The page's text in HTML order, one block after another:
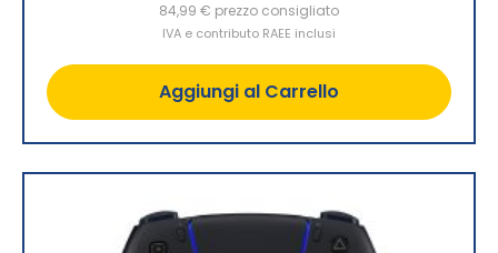
84,99 € prezzo consigliato
IVA e contributo RAEE inclusi
Aggiungi al Carrello